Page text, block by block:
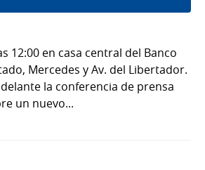
12:00 en casa central del Banco
Mercedes y Av. del Libertador.
la conferencia de prensa
un nuevo...